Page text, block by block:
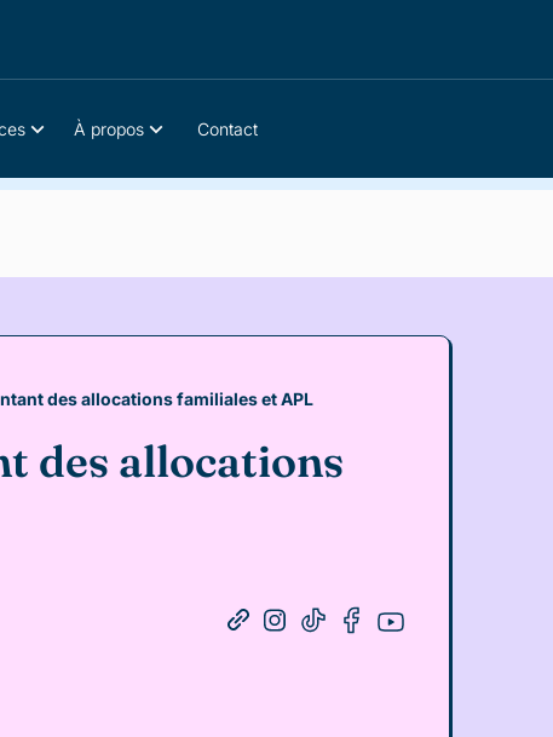
À propos Contact
des allocations familiales et APL
des allocations